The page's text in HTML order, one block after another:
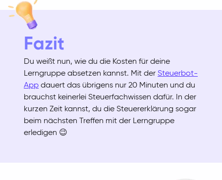
Fazit
Du weißt nun, wie du die Kosten für deine
Lerngruppe absetzen kannst. Mit der Steuerbot-
App dauert das übrigens nur 20 Minuten und du
brauchst keinerlei Steuerfachwissen dafür. In der
kurzen Zeit kannst, du die Steuererklärung sogar
beim nächsten Treffen mit der Lerngruppe
erledigen 😉